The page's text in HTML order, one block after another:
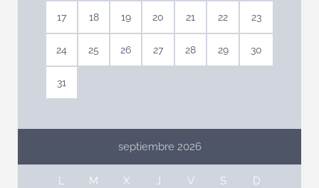
17 18 19 20 21 22 23
24 25 26 27 28 29 30
31
septiembre 2026
L M X J V S D